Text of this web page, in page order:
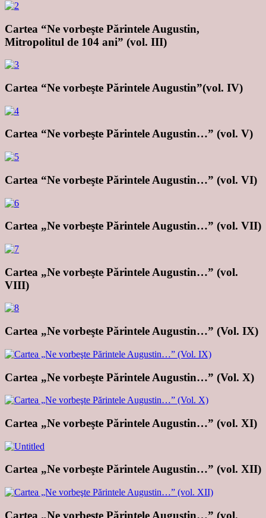
Cartea “Ne vorbeşte Părintele Augustin,
Mitropolitul de 104 ani” (vol. III)
Cartea “Ne vorbeşte Părintele Augustin”(vol. IV)
Cartea “Ne vorbeşte Părintele Augustin…” (vol. V)
Cartea “Ne vorbeşte Părintele Augustin…” (vol. VI)
Cartea „Ne vorbeşte Părintele Augustin…” (vol. VII)
Cartea „Ne vorbeşte Părintele Augustin…” (vol.
VIII)
Cartea „Ne vorbeşte Părintele Augustin…” (Vol. IX)
Cartea „Ne vorbeşte Părintele Augustin…” (Vol. X)
Cartea „Ne vorbeşte Părintele Augustin…” (vol. XI)
Cartea „Ne vorbeşte Părintele Augustin…” (vol. XII)
Cartea „Ne vorbeşte Părintele Augustin…” (vol.